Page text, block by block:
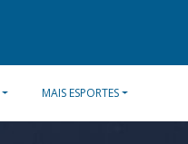
MAIS ESPORTES